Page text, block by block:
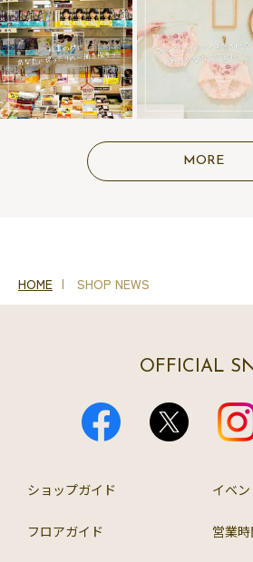
MORE
HOME SHOP NEWS
OFFICIAL
ショップガイド イベン
フロアガイド 営業